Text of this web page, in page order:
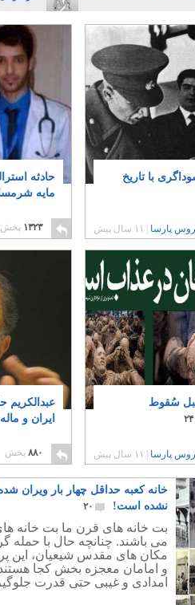
با تاریخ
پارسا ۱۱ سال پیش
حادثه
مایه
۱۳۲۳ پخش
سُقوط
۲۴
پارسا ۱۱ سال پیش
عبدالکریم
ایران و
۸۸۰پخش
خانه کعبه حداقل چهار بار ویران
نشده است!
۲۰
بت خانه های قرن ما بت خانه
می باشند. چنانچه حال با حمله
مکان های مقدس شیعیان، این
و امامان معجزه بخش کجا
امدادی و غیبی حتی قدرت